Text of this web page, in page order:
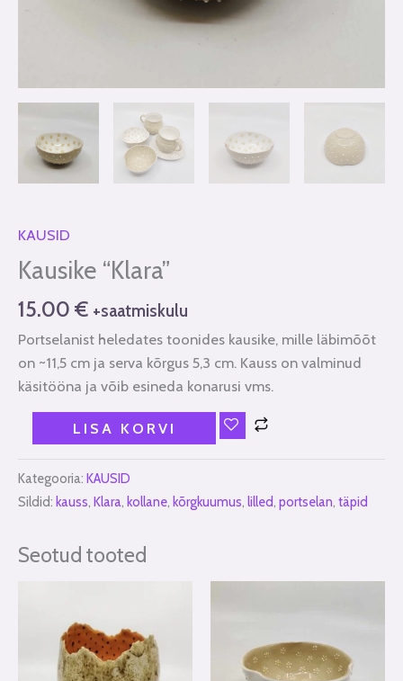
KAUSID
Kausike “Klara”
15.00 € +saatmiskulu
Portselanist heledates toonides kausike, mille läbimõõt
on ~11,5 cm ja serva kõrgus 5,3 cm. Kauss on valminud
käsitööna ja võib esineda konarusi vms.
LISA KORVI
Kategooria: KAUSID
Sildid: kauss, Klara, kollane, kõrgkuumus, lilled, portselan, täpid
Seotud tooted